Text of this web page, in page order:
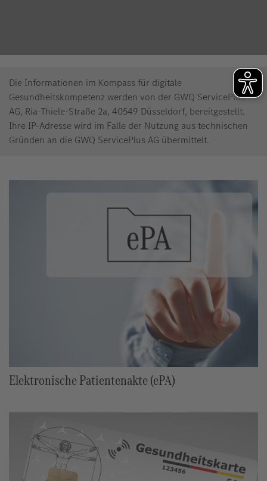
Die Informationen im Kompass für digitale
Gesundheitskompetenz werden von der GWQ ServicePlus
AG, Ria-Thiele-Straße 2a, 40549 Düsseldorf, bereitgestellt.
Ihre IP-Adresse wird im Falle der Nutzung aus technischen
Gründen an die GWQ ServicePlus AG übermittelt.
Elektronische Patientenakte (ePA)